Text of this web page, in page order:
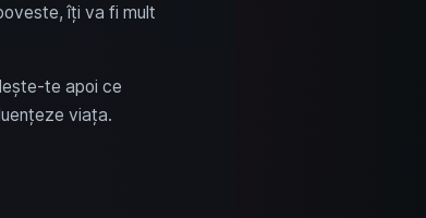
îți va fi mult
te apoi ce
viața.